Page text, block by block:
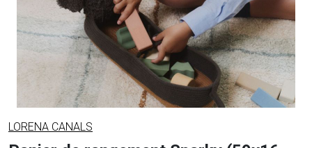
LORENA CANALS